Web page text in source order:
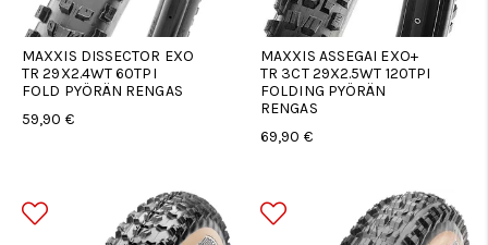
MAXXIS DISSECTOR EXO
TR 29X2.4WT 60TPI
FOLD PYÖRÄN RENGAS
59,90 €
MAXXIS ASSEGAI EXO+
TR 3CT 29X2.5WT 120TPI
FOLDING PYÖRÄN
RENGAS
69,90 €